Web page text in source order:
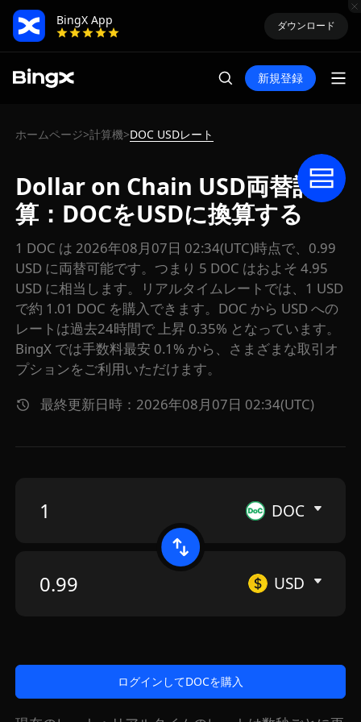
BingX App
ダウンロード
新規登録
ホームページ>計算機>DOC USDレート
Dollar on Chain USD両替計
算：DOCをUSDに換算する
1 DOC は 2026年08月07日 02:34(UTC)時点で、0.99
USD に両替可能です。つまり 5 DOC はおよそ 4.95
USD に相当します。リアルタイムレートでは、1 USD
で約 1.01 DOC を購入できます。DOC から USD への
レートは過去24時間で 上昇 0.35% となっています。
BingX では手数料最安 0.1% から、さまざまな取引オ
プションをご利用いただけます。
最終更新日時：2026年08月07日 02:34(UTC)
DOC
USD
ログインしてDOCを購入